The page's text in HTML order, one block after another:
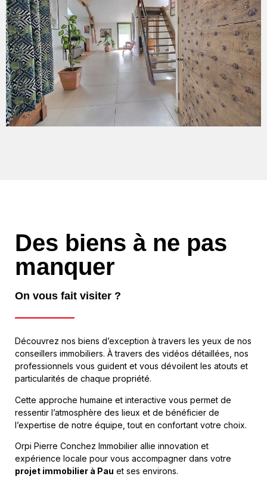
Des biens à ne pas
manquer
On vous fait visiter ?
Découvrez nos biens d’exception à travers les yeux de nos
conseillers immobiliers. À travers des vidéos détaillées, nos
professionnels vous guident et vous dévoilent les atouts et
particularités de chaque propriété.
Cette approche humaine et interactive vous permet de
ressentir l’atmosphère des lieux et de bénéficier de
l’expertise de notre équipe, tout en confortant votre choix.
Orpi Pierre Conchez Immobilier allie innovation et
expérience locale pour vous accompagner dans votre
projet immobilier à Pau et ses environs.